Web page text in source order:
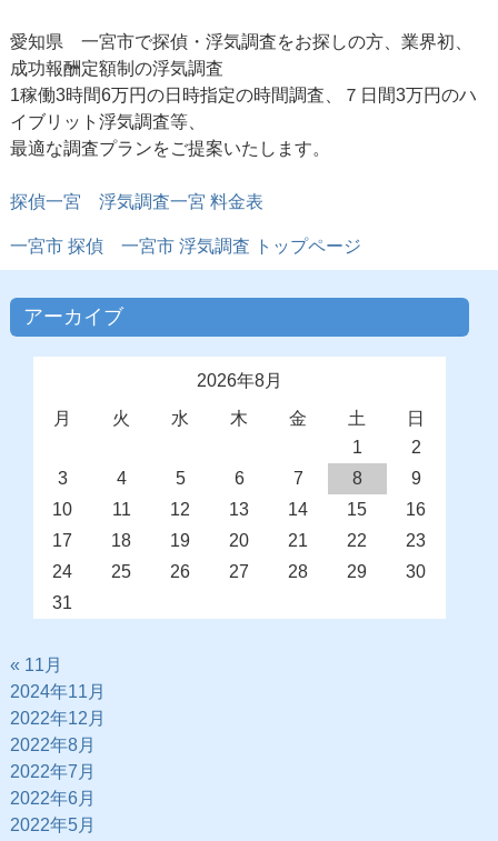
愛知県 一宮市で探偵・浮気調査をお探しの方、業界初、
成功報酬定額制の浮気調査
1稼働3時間6万円の日時指定の時間調査、７日間3万円のハ
イブリット浮気調査等、
最適な調査プランをご提案いたします。
探偵一宮 浮気調査一宮 料金表
一宮市 探偵 一宮市 浮気調査 トップページ
アーカイブ
2026年8月
月
火 水 木 金 土
日
1
2
3
4 5 6 7 8
9
10
11 12 13 14 15
16
17
18 19 20 21 22
23
24
25 26 27 28 29
30
31
« 11月
2024年11月
2022年12月
2022年8月
2022年7月
2022年6月
2022年5月